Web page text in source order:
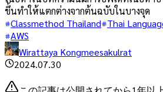
ขึ้นทำให้แตกต่างจากต้นฉบับในบางจุด
Classmethod Thailand Thai
AWS
Wirattaya Kongmeesakulrat
2024.07.30